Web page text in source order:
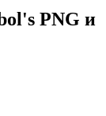
PNG и